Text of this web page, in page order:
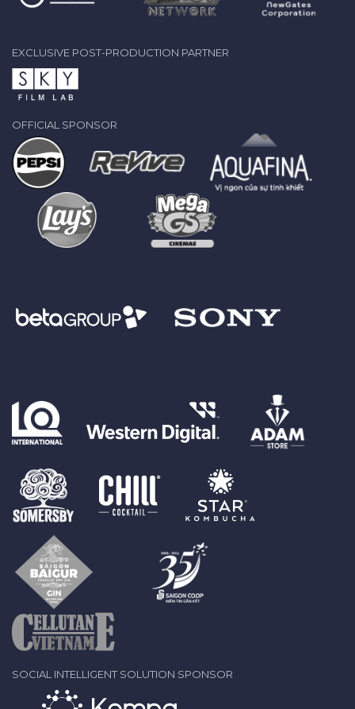
EXCLUSIVE POST-PRODUCTION PARTNER
OFFICIAL SPONSOR
SOCIAL INTELLIGENT SOLUTION SPONSOR